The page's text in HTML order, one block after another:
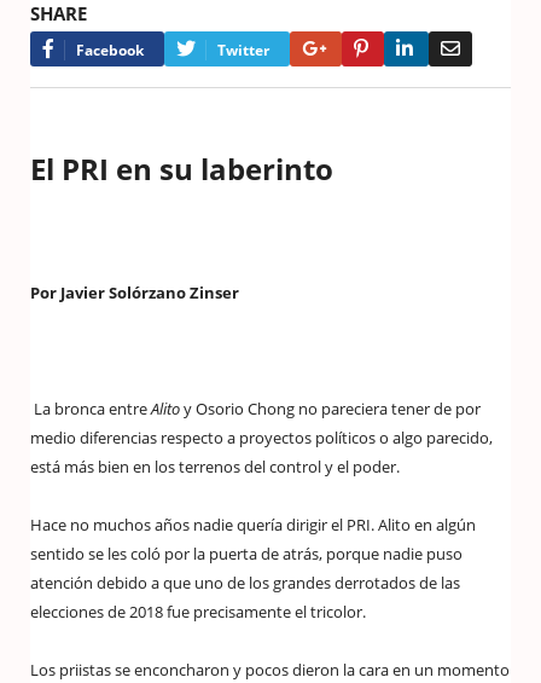
SHARE
Facebook Twitter Google+PinterestLinkedIn
El PRI en su laberinto
Por Javier Solórzano Zinser
La bronca entreAlitoy Osorio Chong no pareciera tener de por
medio diferencias respecto a proyectos políticos o algo parecido,
está más bien en los terrenos del control y el poder.
Hace no muchos años nadie quería dirigir el PRI. Alito en algún
sentido se les coló por la puerta de atrás, porque nadie puso
atención debido a que uno de los grandes derrotados de las
elecciones de 2018 fue precisamente el tricolor.
Los priistas se enconcharon y pocos dieron la cara en un momento